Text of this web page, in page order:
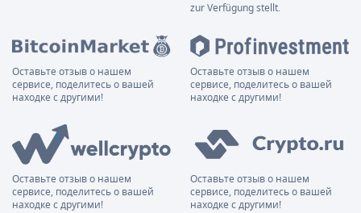
zur Verfügung stellt.
Оставьте отзыв о нашем
сервисе, поделитесь о вашей
находке с другими!
Оставьте отзыв о нашем
сервисе, поделитесь о вашей
находке с другими!
Оставьте отзыв о нашем
сервисе, поделитесь о вашей
находке с другими!
Оставьте отзыв о нашем
сервисе, поделитесь о вашей
находке с другими!